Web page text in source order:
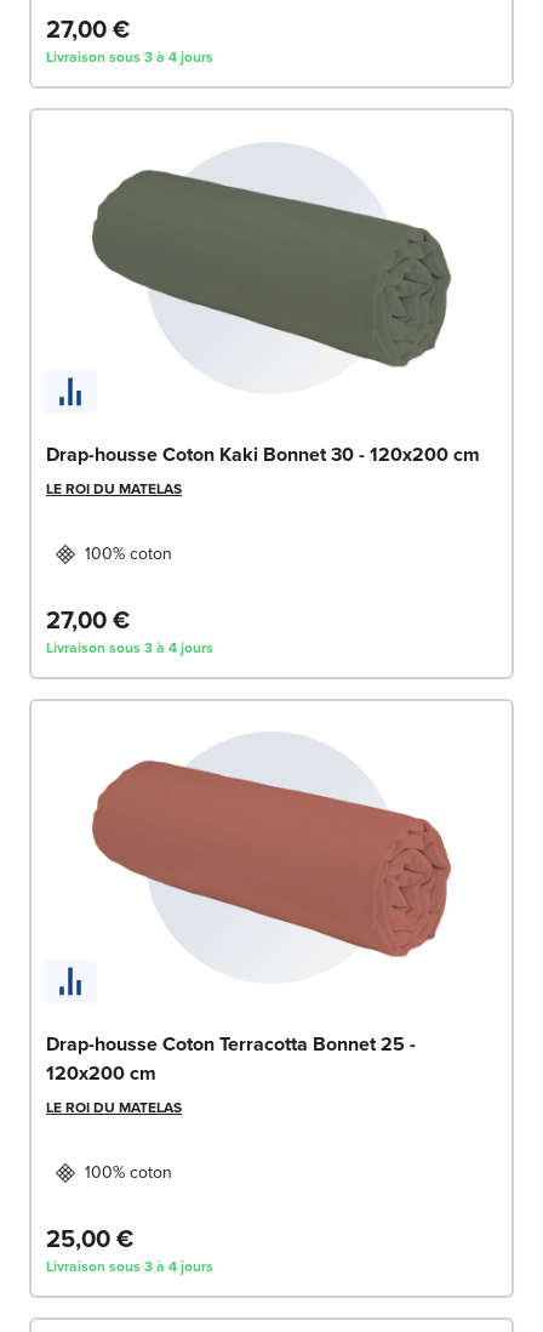
27,00 €
Livraison sous 3 à 4 jours
Drap-housse Coton Kaki Bonnet 30 - 120x200 cm
LE ROI DU MATELAS
100% coton
27,00 €
Livraison sous 3 à 4 jours
Drap-housse Coton Terracotta Bonnet 25 -
120x200 cm
LE ROI DU MATELAS
100% coton
25,00 €
Livraison sous 3 à 4 jours